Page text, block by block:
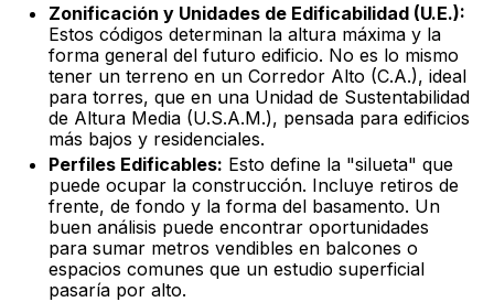
Zonificación y Unidades de Edificabilidad (U.E.):
Estos códigos determinan la altura máxima y la
forma general del futuro edificio. No es lo mismo
tener un terreno en un Corredor Alto (C.A.), ideal
para torres, que en una Unidad de Sustentabilidad
de Altura Media (U.S.A.M.), pensada para edificios
más bajos y residenciales.
Perfiles Edificables: Esto define la "silueta" que
puede ocupar la construcción. Incluye retiros de
frente, de fondo y la forma del basamento. Un
buen análisis puede encontrar oportunidades
para sumar metros vendibles en balcones o
espacios comunes que un estudio superficial
pasaría por alto.